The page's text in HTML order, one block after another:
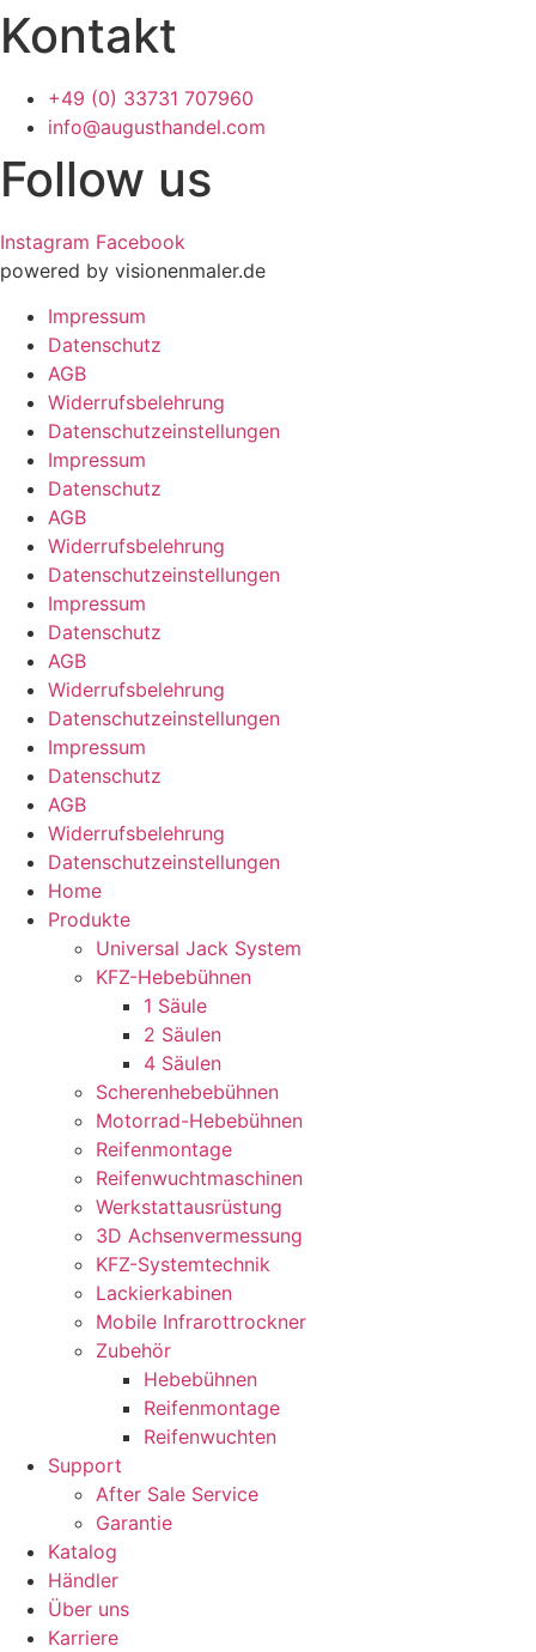
Kontakt
+49 (0) 33731 707960
info@augusthandel.com
Follow us
Instagram Facebook
powered by visionenmaler.de
Impressum
Datenschutz
AGB
Widerrufsbelehrung
Datenschutz­­einstellungen
Impressum
Datenschutz
AGB
Widerrufsbelehrung
Datenschutz­­einstellungen
Impressum
Datenschutz
AGB
Widerrufsbelehrung
Datenschutz­­einstellungen
Impressum
Datenschutz
AGB
Widerrufsbelehrung
Datenschutz­­einstellungen
Home
Produkte
Universal Jack System
KFZ-Hebebühnen
1 Säule
2 Säulen
4 Säulen
Scherenhebebühnen
Motorrad-Hebebühnen
Reifenmontage
Reifenwuchtmaschinen
Werkstattausrüstung
3D Achsenvermessung
KFZ-Systemtechnik
Lackierkabinen
Mobile Infrarottrockner
Zubehör
Hebebühnen
Reifenmontage
Reifenwuchten
Support
After Sale Service
Garantie
Katalog
Händler
Über uns
Karriere